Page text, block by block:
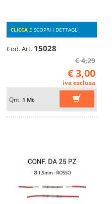
CLICCA E SCOPRI I DETTAGLI
Cod. Art. 15028
€ 4,29
€ 3,00
iva esclusa
Qnt. 1 Mt